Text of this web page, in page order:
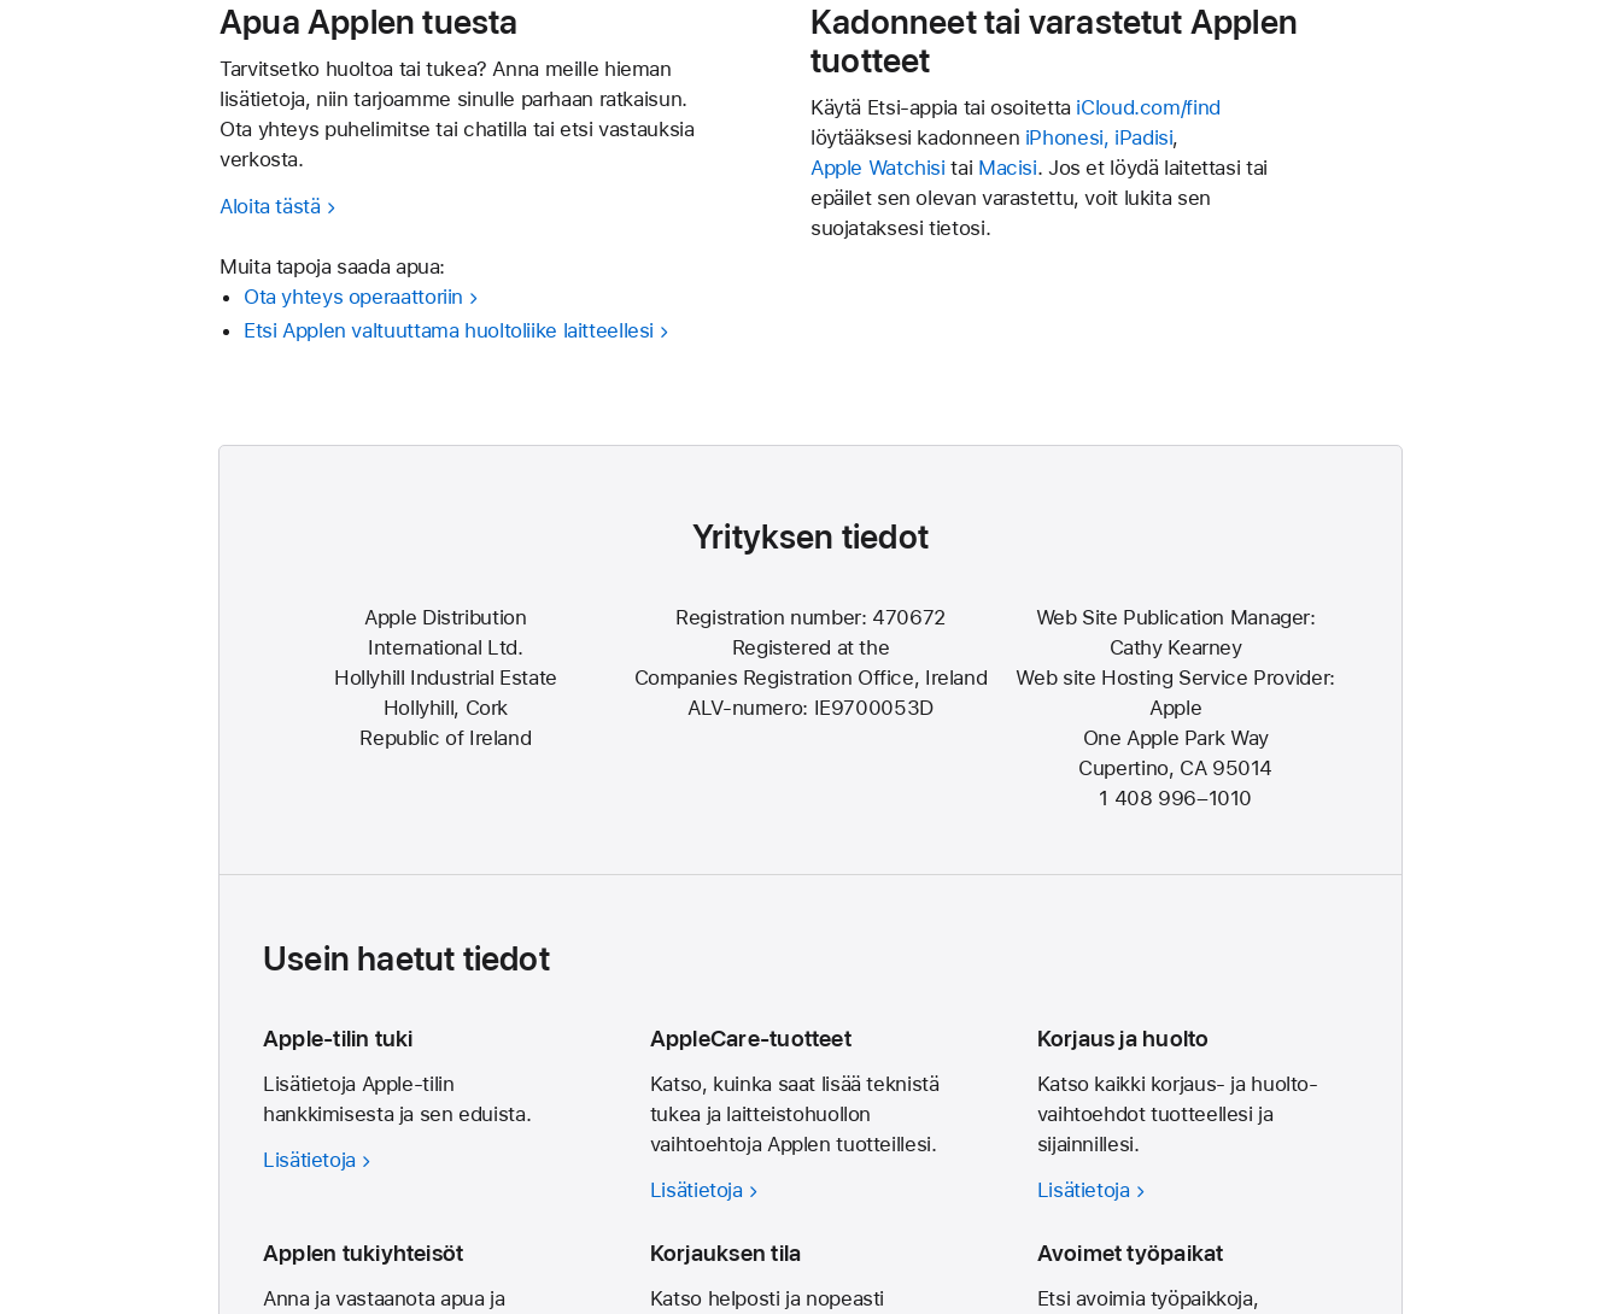
Apua Applen tuesta
Tarvitsetko huoltoa tai tukea? Anna meille hieman
lisä­tietoja, niin tarjoamme sinulle parhaan ratkaisun.
Ota yhteys puhelimitse tai chatilla tai etsi vastauksia
verkosta.
Aloita tästä
Muita tapoja saada apua:
Ota yhteys operaattoriin
Etsi Applen valtuuttama huolto­liike laitteellesi
Kadonneet tai varastetut Applen
tuotteet
Käytä Etsi-appia tai osoitetta iCloud.com/find
löytääksesi kadonneen iPhonesi, iPadisi,
Apple Watchisi tai Macisi. Jos et löydä laitettasi tai
epäilet sen olevan varastettu, voit lukita sen
suojataksesi tietosi.
Yrityksen tiedot
Apple Distribution
International Ltd.
Hollyhill Industrial Estate
Hollyhill, Cork
Republic of Ireland
Registration number: 470672
Registered at the
Companies Registration Office, Ireland
ALV-numero: IE9700053D
Web Site Publication Manager:
Cathy Kearney
Web site Hosting Service Provider:
Apple
One Apple Park Way
Cupertino, CA 95014
1 408 996–1010
Usein haetut tiedot
Apple-tilin tuki
Lisätietoja Apple-tilin
hankkimisesta ja sen eduista.
Lisätietoja
AppleCare-tuotteet
Katso, kuinka saat lisää teknistä
tukea ja laitteistohuollon
vaihtoehtoja Applen tuotteillesi.
Lisätietoja
Korjaus ja huolto
Katso kaikki korjaus- ja huolto­
vaihto­ehdot tuotteellesi ja
sijainnillesi.
Lisätietoja
Applen tukiyhteisöt
Anna ja vastaanota apua ja
Korjauksen tila
Katso helposti ja nopeasti
Avoimet työpaikat
Etsi avoimia työpaikkoja,